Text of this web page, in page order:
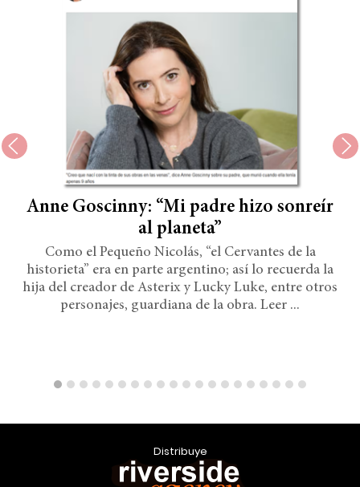
Anne Goscinny: “Mi padre hizo sonreír
al planeta”
Como el Pequeño Nicolás, “el Cervantes de la
historieta” era en parte argentino; así lo recuerda la
hija del creador de Asterix y Lucky Luke, entre otros
personajes, guardiana de la obra. Leer ...
Distribuye